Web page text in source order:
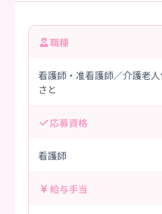
職種
看護師・准看護師／介護老
さと
応募資格
看護師
給与手当